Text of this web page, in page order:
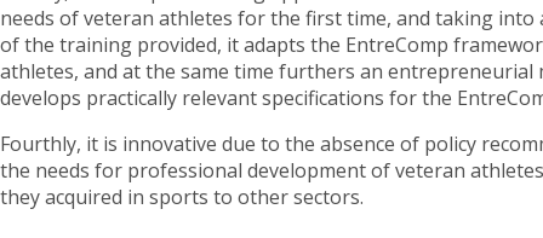
needs of veteran athletes for the first time, and taking into
of the training provided, it adapts the EntreComp
athletes, and at the same time furthers an entrepreneurial
develops practically relevant specifications for the
Fourthly, it is innovative due to the absence of policy
the needs for professional development of veteran
they acquired in sports to other sectors.